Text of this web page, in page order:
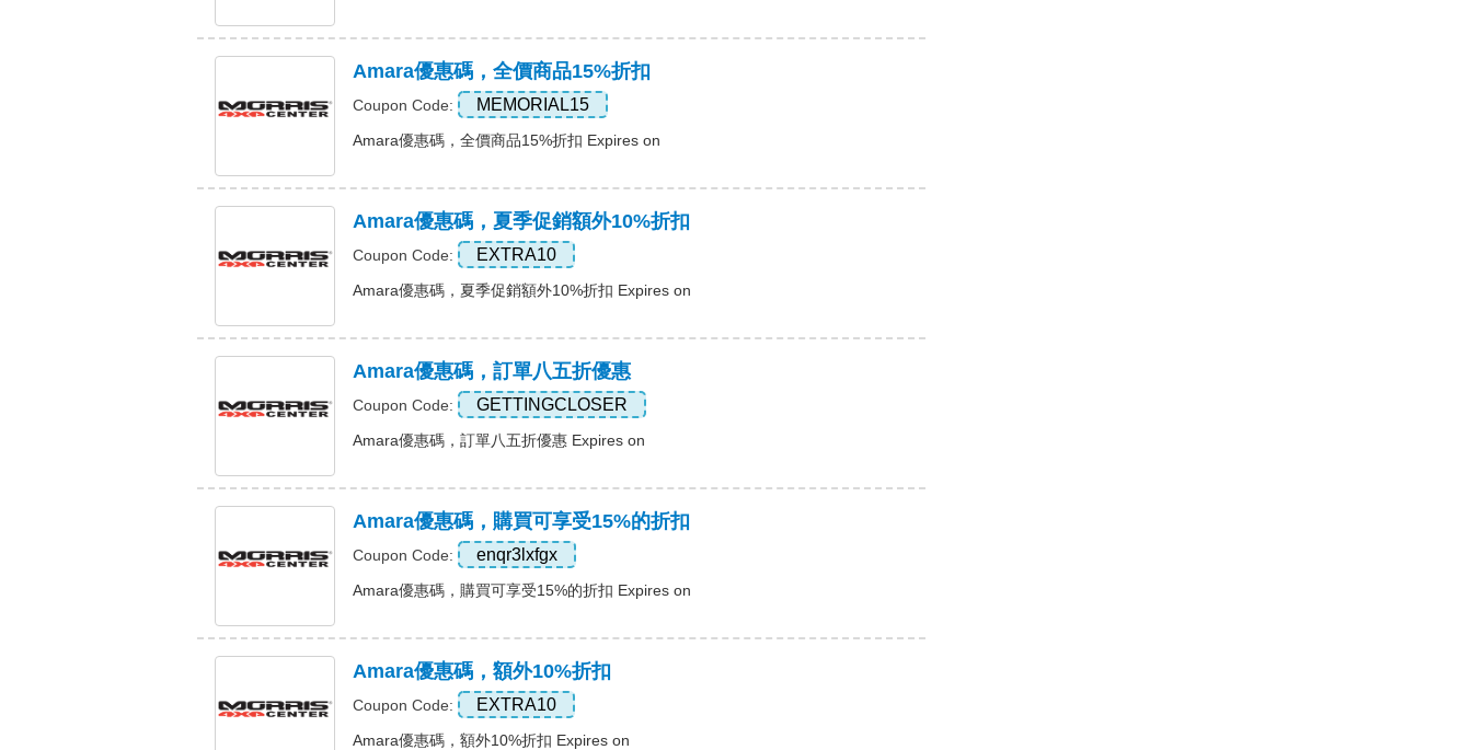
Amara優惠碼，全價商品15%折扣
Coupon Code: MEMORIAL15
Amara優惠碼，全價商品15%折扣 Expires on
Amara優惠碼，夏季促銷額外10%折扣
Coupon Code: EXTRA10
Amara優惠碼，夏季促銷額外10%折扣 Expires on
Amara優惠碼，訂單八五折優惠
Coupon Code: GETTINGCLOSER
Amara優惠碼，訂單八五折優惠 Expires on
Amara優惠碼，購買可享受15%的折扣
Coupon Code: enqr3lxfgx
Amara優惠碼，購買可享受15%的折扣 Expires on
Amara優惠碼，額外10%折扣
Coupon Code: EXTRA10
Amara優惠碼，額外10%折扣 Expires on